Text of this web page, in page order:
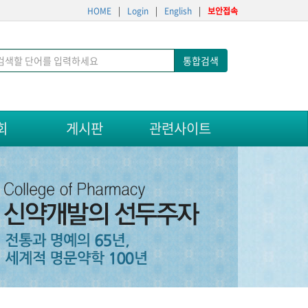
HOME | Login | English | 보안접속
통합검색
게시판 관련사이트